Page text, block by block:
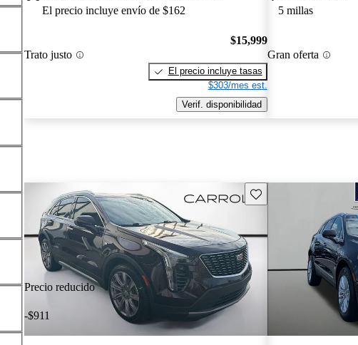
El precio incluye envío de $162
Trato justo
$15,999
El precio incluye tasas
$303/mes est.
Verif. disponibilidad
5 millas
Gran oferta
Precio reducido
-$911
Guarda este Aviso